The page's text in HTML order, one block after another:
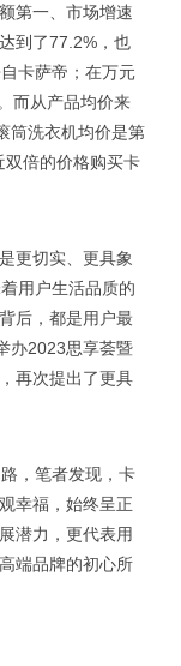
第一、市场增速
到了77.2%，也
卡萨帝；在万元
而从产品均价来
筒洗衣机均价是第
双倍的价格购买卡
更切实、更具象
用户生活品质的
后，都是用户最
办2023思享荟暨
再次提出了更具
，笔者发现，卡
幸福，始终呈正
潜力，更代表用
端品牌的初心所